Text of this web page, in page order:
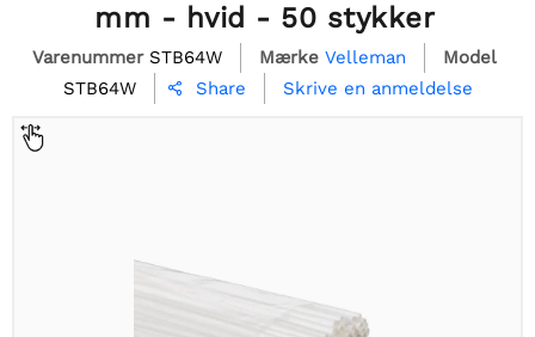
mm - hvid - 50 stykker
Varenummer STB64W Mærke Velleman
Model
STB64W
 Share Skrive en anmeldelse